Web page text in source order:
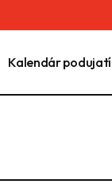
Kalendár podujatí